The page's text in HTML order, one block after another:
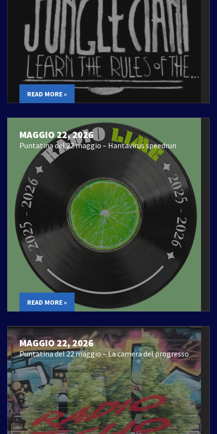
READ MORE »
MAGGIO 22, 2026
Puntatina del 22 maggio – Hantavirus speedrun
READ MORE »
MAGGIO 22, 2026
Puntatina del 22 maggio – La camera del progresso